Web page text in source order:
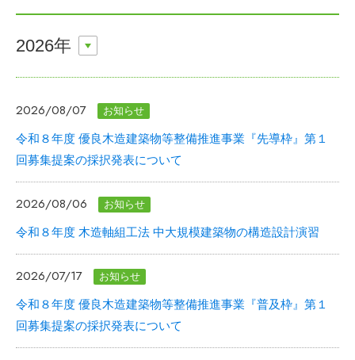
2026年
2026/08/07 お知らせ
令和８年度 優良木造建築物等整備推進事業『先導枠』第１
回募集提案の採択発表について
2026/08/06 お知らせ
令和８年度 木造軸組工法 中大規模建築物の構造設計演習
2026/07/17 お知らせ
令和８年度 優良木造建築物等整備推進事業『普及枠』第１
回募集提案の採択発表について